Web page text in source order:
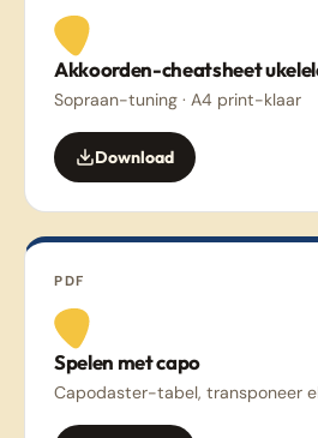
Akkoorden-cheatsheet
Sopraan-tuning · A4 print-klaar
Download
PDF
Spelen met capo
Capodaster-tabel, transponeer